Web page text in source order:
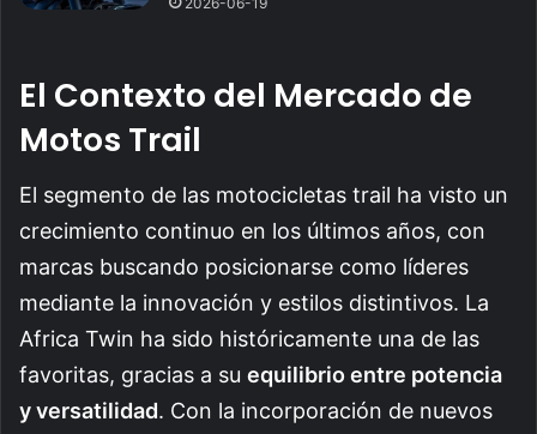
El Contexto del Mercado de
Motos Trail
El segmento de las motocicletas trail ha visto un
crecimiento continuo en los últimos años, con
marcas buscando posicionarse como líderes
mediante la innovación y estilos distintivos. La
Africa Twin ha sido históricamente una de las
favoritas, gracias a su equilibrio entre potencia
y versatilidad. Con la incorporación de nuevos